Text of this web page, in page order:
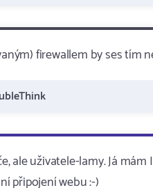
firewallem by ses tím
ale uživatele-lamy. Já
připojení webu :-)